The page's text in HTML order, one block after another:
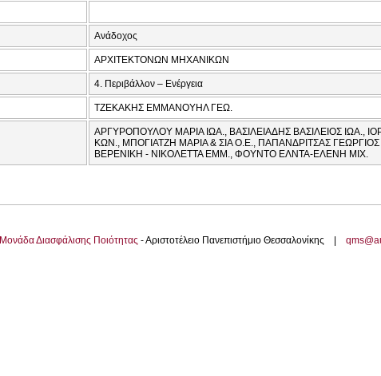
Ανάδοχος
ΑΡΧΙΤΕΚΤΟΝΩΝ ΜΗΧΑΝΙΚΩΝ
4. Περιβάλλον – Ενέργεια
ΤΖΕΚΑΚΗΣ ΕΜΜΑΝΟΥΗΛ ΓΕΩ.
ΑΡΓΥΡΟΠΟΥΛΟΥ ΜΑΡΙΑ ΙΩΑ., ΒΑΣΙΛΕΙΑΔΗΣ ΒΑΣΙΛΕΙΟΣ ΙΩΑ.,
ΚΩΝ., ΜΠΟΓΙΑΤΖΗ ΜΑΡΙΑ & ΣΙΑ Ο.Ε., ΠΑΠΑΝΔΡΙΤΣΑΣ
ΒΕΡΕΝΙΚΗ - ΝΙΚΟΛΕΤΤΑ ΕΜΜ., ΦΟΥΝΤΟ ΕΛΝΤΑ-ΕΛΕΝΗ ΜΙΧ.
Μονάδα Διασφάλισης Ποιότητας - Αριστοτέλειο Πανεπιστήμιο Θεσσαλονίκης |